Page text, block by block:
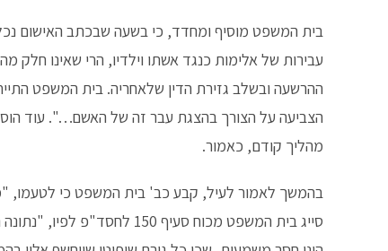
בית המשפט מוסיף ומחדד, כי בשעה שבכתב האישום
עבירות של אלימות כנגד אשתו וילדיו, הרי שאינו חלק
ההרשעה ובשלב גזירת הדין שלאחריה. בית המשפט
הצביעה על הצורך בהצגת עבר זה של האשם…". עוד
מהליך קודם, כאמור.
בהמשך לאמור לעיל, קבע כב' בית המשפט כי לטעמו,
סייג בית המשפט מכוח סעיף